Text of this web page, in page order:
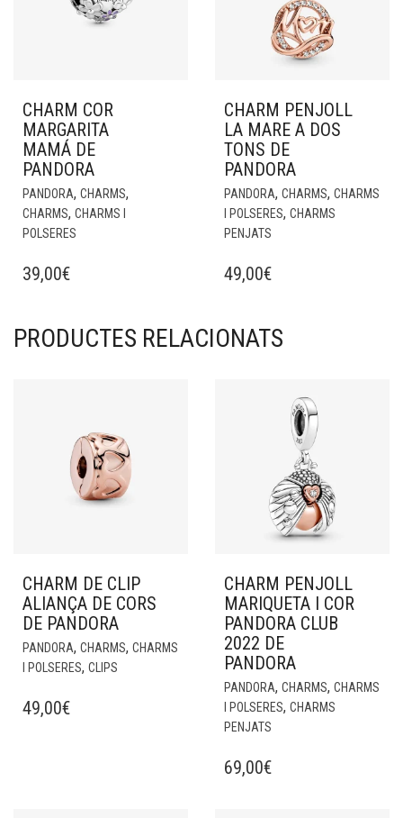
CHARM COR
MARGARITA
MAMÁ DE
PANDORA
PANDORA, CHARMS,
CHARMS, CHARMS I
POLSERES
39,00€
CHARM PENJOLL
LA MARE A DOS
TONS DE
PANDORA
PANDORA, CHARMS, CHARMS
I POLSERES, CHARMS
PENJATS
49,00€
PRODUCTES RELACIONATS
CHARM DE CLIP
ALIANÇA DE CORS
DE PANDORA
PANDORA, CHARMS, CHARMS
I POLSERES, CLIPS
49,00€
CHARM PENJOLL
MARIQUETA I COR
PANDORA CLUB
2022 DE
PANDORA
PANDORA, CHARMS, CHARMS
I POLSERES, CHARMS
PENJATS
69,00€